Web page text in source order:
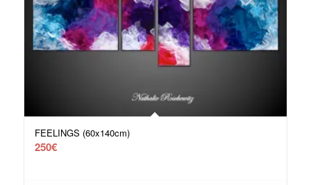
FEELINGS (60x140cm)
250€